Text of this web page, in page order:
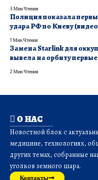
3 Мин Чтения
Полиция показала
удара РФ по Киеву
1 Мин Чтения
Замена Starlink для
вывела на орбиту
2 Мин Чтения
О НАС
Новостной блок с
медицине, технологиях,
других темах, собранные
уголков земного шара.
Контакты